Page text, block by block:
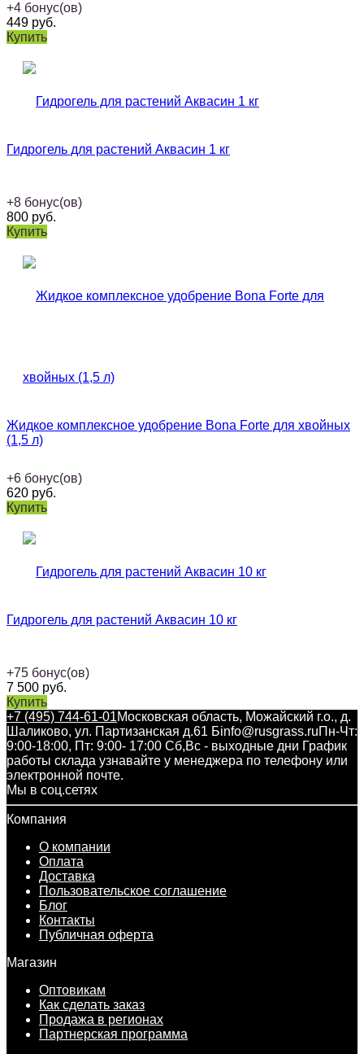
+4 бонус(ов)
449 руб.
Купить
Гидрогель для растений Аквасин 1 кг
+8 бонус(ов)
800 руб.
Купить
Жидкое комплексное удобрение Bona Forte для хвойных
(1,5 л)
+6 бонус(ов)
620 руб.
Купить
Гидрогель для растений Аквасин 10 кг
+75 бонус(ов)
7 500 руб.
Купить
+7 (495) 744-61-01Московская область, Можайский г.о., д.
Шаликово, ул. Партизанская д.61 Бinfo@rusgrass.ruПн-Чт:
9:00-18:00, Пт: 9:00- 17:00 Сб,Вс - выходные дни График
работы склада узнавайте у менеджера по телефону или
электронной почте.
Мы в соц.сетях
Компания
О компании
Оплата
Доставка
Пользовательское соглашение
Блог
Контакты
Публичная оферта
Магазин
Оптовикам
Как сделать заказ
Продажа в регионах
Партнерская программа